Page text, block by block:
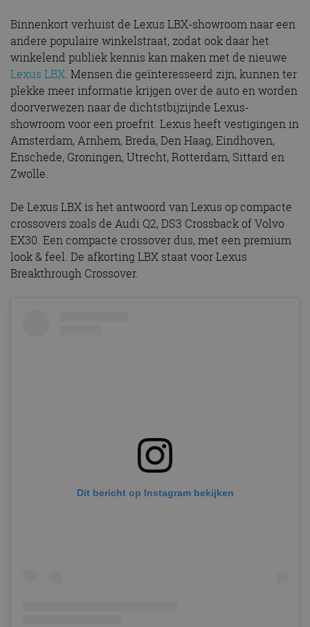
Binnenkort verhuist de Lexus LBX-showroom naar een
andere populaire winkelstraat, zodat ook daar het
winkelend publiek kennis kan maken met de nieuwe
Lexus LBX. Mensen die geïnteresseerd zijn, kunnen ter
plekke meer informatie krijgen over de auto en worden
doorverwezen naar de dichtstbijzijnde Lexus-
showroom voor een proefrit. Lexus heeft vestigingen in
Amsterdam, Arnhem, Breda, Den Haag, Eindhoven,
Enschede, Groningen, Utrecht, Rotterdam, Sittard en
Zwolle.
De Lexus LBX is het antwoord van Lexus op compacte
crossovers zoals de Audi Q2, DS3 Crossback of Volvo
EX30. Een compacte crossover dus, met een premium
look & feel. De afkorting LBX staat voor Lexus
Breakthrough Crossover.
Dit bericht op Instagram bekijken